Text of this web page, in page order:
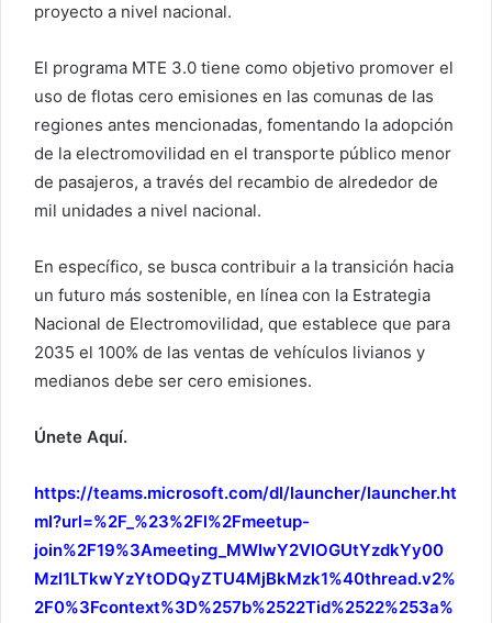
proyecto a nivel nacional.
El programa MTE 3.0 tiene como objetivo promover el
uso de flotas cero emisiones en las comunas de las
regiones antes mencionadas, fomentando la adopción
de la electromovilidad en el transporte público menor
de pasajeros, a través del recambio de alrededor de
mil unidades a nivel nacional.
En específico, se busca contribuir a la transición hacia
un futuro más sostenible, en línea con la Estrategia
Nacional de Electromovilidad, que establece que para
2035 el 100% de las ventas de vehículos livianos y
medianos debe ser cero emisiones.
Únete Aquí.
https://teams.microsoft.com/dl/launcher/launcher.ht
ml?url=%2F_%23%2Fl%2Fmeetup-
join%2F19%3Ameeting_MWIwY2VlOGUtYzdkYy00
MzI1LTkwYzYtODQyZTU4MjBkMzk1%40thread.v2%
2F0%3Fcontext%3D%257b%2522Tid%2522%253a%